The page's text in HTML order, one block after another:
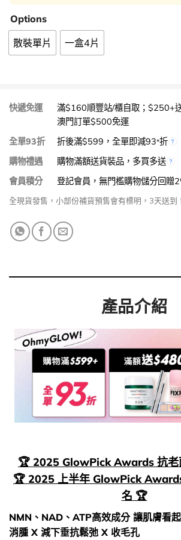
Options
散裝單片 一盒4片
快遞免運
滿$160順豐站/櫃自取；$250+
澳門訂單$500免運
全單93折
折後滿$599，全單即減93*折
購物禮遇
購物滿額送貨裝品，多買多送
會員積分
登記會員，無門檻購物儲分回贈
全現貨發售，小部份補貨預售會有標明，3天送到！
產品介紹
🏆 2025 GlowPick Awards 抗老
🏆 2025 上半年 GlowPick
名 🏆
NMN、NAD、ATP高效成分 讓肌膚看
消腫 X 減下垂抗鬆弛 X 收毛孔